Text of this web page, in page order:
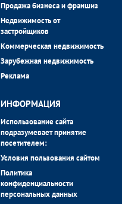
Продажа бизнеса и франшиз
Недвижимость от
застройщиков
Коммерческая недвижимость
Зарубежная недвижимость
Реклама
ИНФОРМАЦИЯ
Использование сайта
подразумевает принятие
посетителем:
Условия пользования сайтом
Политика
конфиденциальности
персональных данных